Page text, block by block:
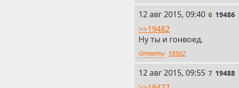
6
12 авг 2015, 09:40 6 19486
>>19482
Ну ты и гонвоед.
Ответы 19502
7
12 авг 2015, 09:55 7 19488